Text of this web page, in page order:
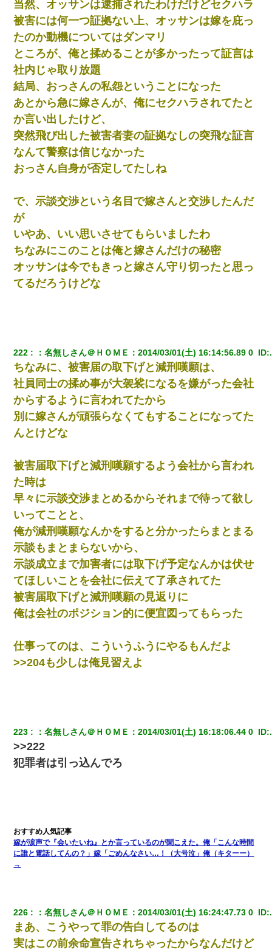
【画像】女の子「お母さん！！私ようやくファッションモデルに
選ばれたの！絶対見に来てね！」→悲しい結果がこれ・・・
中途採用のAが部長から呼び出された。Aはヘラヘラと部屋に入っ
ていき、1時間後に号泣しながら出てきて…
【悲報】嫁がワイのこと嫌いっぽいから単身赴任した結果
嫁に不倫されたから嫁と不倫相手に1000万の慰謝料請求した
当然、オッサンは逮捕されたわけだけどセクハラ
被害には何一つ証拠ない上、オッサンは嫁を庇っ
たのか動機についてはダンマリ
ところが、俺と揉めることが多かったって証言は
社内じゃ取り放題
結局、おっさんの私怨ということになった
あとから急に嫁さんが、俺にセクハラされてたと
か言い出したけど、
突然飛び出した被害者妻の証拠なしの突飛な証言
なんて警察は信じなかった
おっさん自身が否定してたしね
で、示談交渉という名目で嫁さんと交渉したんだ
が
いやあ、いい思いさせてもらいましたわ
ちなみにこのことは俺と嫁さんだけの秘密
オッサンは今でもきっと嫁さん守り切ったと思っ
てるだろうけどな
222 ：名無しさん＠ＨＯＭＥ ：2014/03/01(土) 16:14:56.89 0 ID:
ちなみに、被害届の取下げと減刑嘆願は、
社員同士の揉め事が大袈裟になるを嫌がった会社
からするように言われてたから
別に嫁さんが頑張らなくてもすることになってた
んとけどな
被害届取下げと減刑嘆願するよう会社から言われ
た時は
早々に示談交渉まとめるからそれまで待って欲し
いってことと、
俺が減刑嘆願なんかをすると分かったらまとまる
示談もまとまらないから、
示談成立まで加害者には取下げ予定なんかは伏せ
てほしいことを会社に伝えて了承されてた
被害届取下げと減刑嘆願の見返りに
俺は会社のポジション的に便宜図ってもらった
仕事ってのは、こういうふうにやるもんだよ
>>204も少しは俺見習えよ
223 ：名無しさん＠ＨＯＭＥ ：2014/03/01(土) 16:18:06.44 0 ID:
>>222
犯罪者は引っ込んでろ
嫁が涙声で『会いたいね』とか言っているのが聞こえた。俺「こんな時間
に誰と電話してんの？」嫁「ごめんなさい…！（大号泣」俺（キターー）
→
226 ：名無しさん＠ＨＯＭＥ ：2014/03/01(土) 16:24:47.73 0 ID:
まあ、こうやって罪の告白してるのは
実はこの前余命宣告されちゃったからなんだけど